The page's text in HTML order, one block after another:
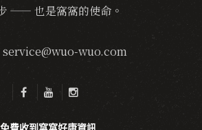
—— 也是窩窩的使命。
service@wuo-wuo.com